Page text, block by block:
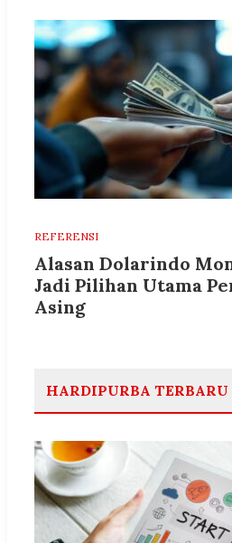
REFERENSI
Alasan Dolarindo
Jadi Pilihan Utama
Asing
HARDIPURBA TERBARU